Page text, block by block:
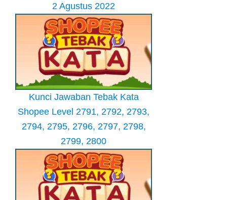
2 Agustus 2022
Kunci Jawaban Tebak Kata
Shopee Level 2791, 2792, 2793,
2794, 2795, 2796, 2797, 2798,
2799, 2800